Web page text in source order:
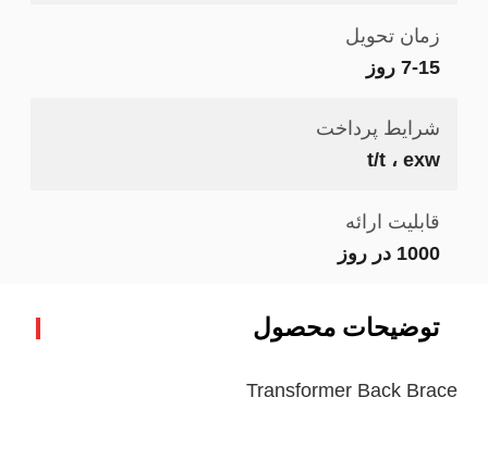
زمان تحویل
7-15 روز
شرایط پرداخت
t/t ، exw
قابلیت ارائه
1000 در روز
توضیحات محصول
Transformer Back Brace